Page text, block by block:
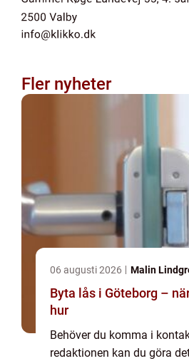
Fler nyheter
06 augusti 2026 Malin
Byta lås i Göteborg –
hur
Behöver du komma i
redaktionen kan du göra